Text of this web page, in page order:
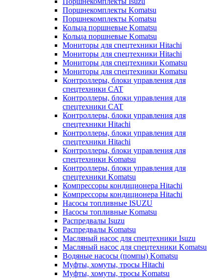
Поршнекомплекты Komatsu
Поршнекомплекты Komatsu
Кольца поршневые Komatsu
Кольца поршневые Komatsu
Мониторы для спецтехники Hitachi
Мониторы для спецтехники Hitachi
Мониторы для спецтехники Komatsu
Мониторы для спецтехники Komatsu
Контроллеры, блоки управления для
спецтехники CAT
Контроллеры, блоки управления для
спецтехники CAT
Контроллеры, блоки управления для
спецтехники Hitachi
Контроллеры, блоки управления для
спецтехники Hitachi
Контроллеры, блоки управления для
спецтехники Komatsu
Контроллеры, блоки управления для
спецтехники Komatsu
Компрессоры кондиционера Hitachi
Компрессоры кондиционера Hitachi
Насосы топливные ISUZU
Насосы топливные Komatsu
Распредвалы Isuzu
Распредвалы Komatsu
Масляный насос для спецтехники Isuzu
Масляный насос для спецтехники Komatsu
Водяные насосы (помпы) Komatsu
Муфты, хомуты, тросы Hitachi
Муфты, хомуты, тросы Komatsu